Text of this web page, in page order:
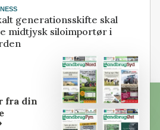
generationsskifte skal
midtjysk siloimportør i
fra din